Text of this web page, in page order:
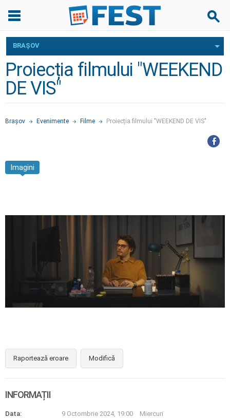
BRAŞOV
Proiecția filmului "WEEKEND
DE VIS"
Braşov Evenimente Filme Proiecția filmului "WEEKEND DE VIS"
Imagini
Raportează eroare Modifică
INFORMAȚII
Data: 9 Octombrie 2024, 19:00
Miercuri